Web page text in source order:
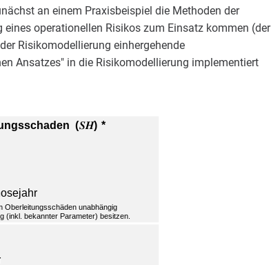
an einem Praxisbeispiel die Methoden der
operationellen Risikos zum Einsatz kommen (der
Risikomodellierung einhergehende
Ansatzes" in die Risikomodellierung implementiert